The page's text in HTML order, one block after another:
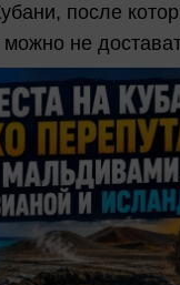
после
можно не